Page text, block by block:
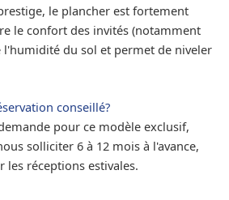
le plancher est fortement
le confort des invités (notamment
l'humidité du sol et permet de niveler
conseillé?
pour ce modèle exclusif,
solliciter 6 à 12 mois à l'avance,
réceptions estivales.